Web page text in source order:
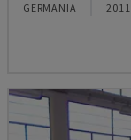
GERMANIA 2011